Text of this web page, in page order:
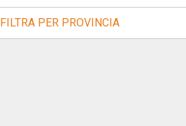
FILTRA PER PROVINCIA